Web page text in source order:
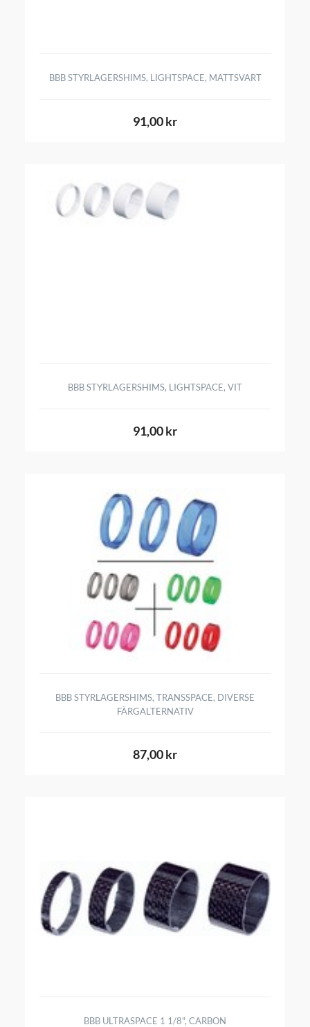
BBB STYRLAGERSHIMS, LIGHTSPACE, MATTSVART
91,00 kr
BBB STYRLAGERSHIMS, LIGHTSPACE, VIT
91,00 kr
BBB STYRLAGERSHIMS, TRANSSPACE, DIVERSE
FÄRGALTERNATIV
87,00 kr
BBB ULTRASPACE 1 1/8", CARBON